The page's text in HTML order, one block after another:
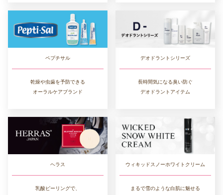
ペプチサル
乾燥や虫歯を予防できる
オーラルケアブランド
デオドラントシリーズ
長時間気になる臭い防ぐ
デオドラントアイテム
ヘラス
乳酸ピーリングで、
ウィキッドスノーホワイトクリーム
まるで雪のような白肌に魅せる